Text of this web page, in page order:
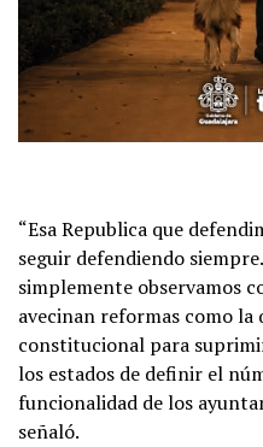
“Esa Republica que
seguir defendiendo
simplemente observamos
avecinan reformas como la
constitucional para
los estados de definir el
funcionalidad de los
señaló.